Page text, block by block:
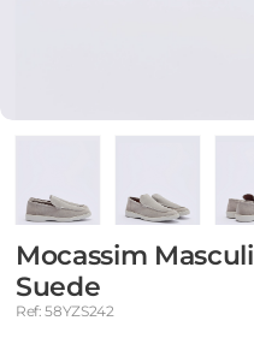
Mocassim
Suede
Ref: 58YZS242